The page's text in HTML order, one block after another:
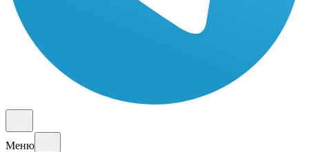
Меню